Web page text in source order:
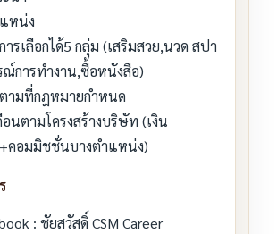
หน่ง
ารเลือกได้5 กลุ่ม (เสริมสวย,นวด สปา
ณ์การทำงาน,ซื้อหนังสือ)
ามที่กฎหมายกำหนด
อนตามโครงสร้างบริษัท (เงิน
คอมมิชชั่นบางตำแหน่ง)
: ชัยสวัสดิ์ CSM Career